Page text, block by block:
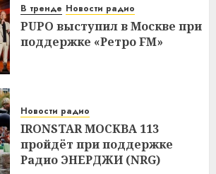
В тренде Новости радио
PUPO выступил в Москве при
поддержке «Ретро FM»
Новости радио
IRONSTAR МОСКВА 113
пройдёт при поддержке
Радио ЭНЕРДЖИ (NRG)